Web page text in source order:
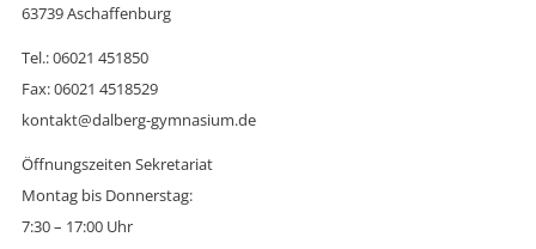
63739 Aschaffenburg
Tel.: 06021 451850
Fax: 06021 4518529
kontakt@dalberg-gymnasium.de
Öffnungszeiten Sekretariat
Montag bis Donnerstag:
7:30 – 17:00 Uhr